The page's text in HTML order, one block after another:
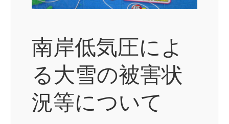
南岸低気圧によ
る大雪の被害状
況等について